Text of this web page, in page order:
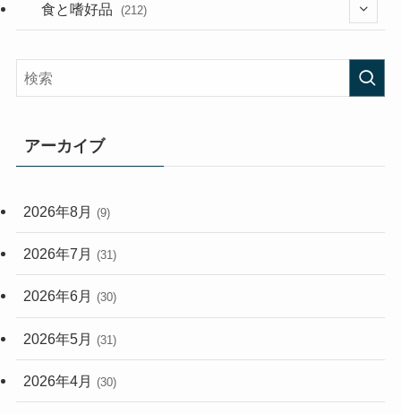
(282)
(33)
(248)
(56)
食と嗜好品 (212)
アーカイブ
2026年8月 (9)
2026年7月 (31)
2026年6月 (30)
2026年5月 (31)
2026年4月 (30)